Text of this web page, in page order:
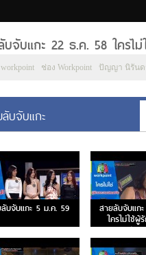
บจับแกะ 22 ธ.ค. 58 ใครไ
workpoint ช่อง Workpoint ปัญญา นิรันด
บจับแกะ
บจับแกะ 5 ม.ค. 59
สายลับจับแก
ใครไม่ใช่ผู้
ปลอ